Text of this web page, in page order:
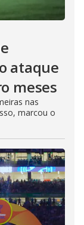
ataque
meses
nas
marcou o